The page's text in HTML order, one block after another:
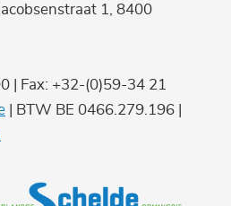
1, 8400
| Fax: +32-(0)59-34 21
| BTW BE 0466.279.196 |